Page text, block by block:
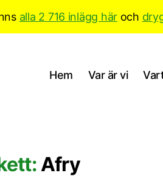
alla 2 716 inlägg här och
Hem Var är vi
Afry